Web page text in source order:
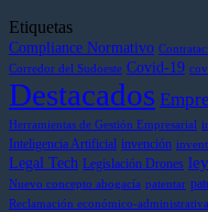
no
aplicarlo
récord
de
sanciones
y
más
control
en
el
sector
Etiquetas
Compliance Normativo
Corredor del Sudoeste Covid-19
Destacados
Herramientas de Gestión Empresarial
Inteligencia Artificial invención
Legal Tech Legislación Drones ley
Nuevo concepto abogacía patentar
Reclamación económico-administrativa